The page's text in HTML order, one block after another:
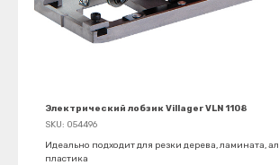
Электрический лобзик Villager VLN 1108
SKU: 054496
Идеально подходит для резки дерева, ламината,
пластика